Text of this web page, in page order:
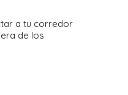
a tu corredor
de los